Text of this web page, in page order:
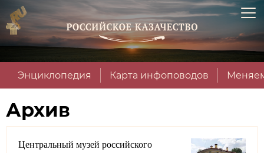
Энциклопедия Карта инфоповодов
Архив
Центральный музей российского